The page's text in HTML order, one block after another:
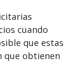
cuando
que estas
que obtienen